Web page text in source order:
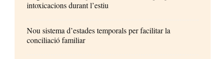
intoxicacions durant l’estiu
Nou sistema d’estades temporals per facilitar la
conciliació familiar